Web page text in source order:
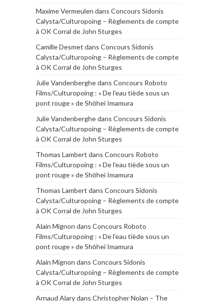
Maxime Vermeulen dans Concours Sidonis
Calysta/Culturopoing – Règlements de compte
à OK Corral de John Sturges
Camille Desmet dans Concours Sidonis
Calysta/Culturopoing – Règlements de compte
à OK Corral de John Sturges
Julie Vandenberghedans Concours Roboto
Films/Culturopoing : « De l’eau tiède sous un
pont rouge » de Shōhei Imamura
Julie Vandenberghedans Concours Sidonis
Calysta/Culturopoing – Règlements de compte
à OK Corral de John Sturges
Thomas Lambert dans Concours Roboto
Films/Culturopoing : « De l’eau tiède sous un
pont rouge » de Shōhei Imamura
Thomas Lambert dans Concours Sidonis
Calysta/Culturopoing – Règlements de compte
à OK Corral de John Sturges
Alain Mignon dans Concours Roboto
Films/Culturopoing : « De l’eau tiède sous un
pont rouge » de Shōhei Imamura
Alain Mignon dans Concours Sidonis
Calysta/Culturopoing – Règlements de compte
à OK Corral de John Sturges
Arnaud Alarydans Christopher Nolan – The